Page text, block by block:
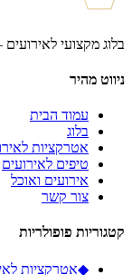
בלוג מקצועי
ניווט מהיר
עמוד הבית
בלוג
אטרקציות
טיפים לאירועים
אירועים ואוכל
צור קשר
קטגוריות פופולריות
◆אטרקציות